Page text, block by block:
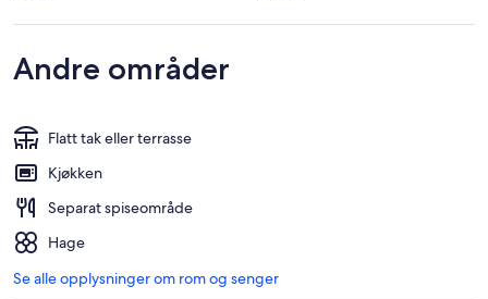
Andre områder
Flatt tak eller terrasse
Kjøkken
Separat spiseområde
Hage
Se alle opplysninger om rom og senger